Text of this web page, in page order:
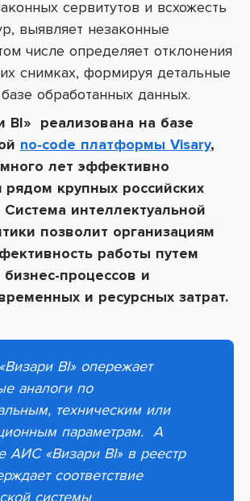
сервитутов и всхожесть
выявляет незаконные
числе определяет отклонения
снимках, формируя детальные
обработанных данных.
BI» реализована на базе
no-code платформы Visary,
лет эффективно
рядом крупных российских
Система интеллектуальной
позволит организациям
работы путем
процессов и
и ресурсных затрат.
BI» опережает
аналоги по
техническим или
параметрам. А
АИС «Визари BI» в реестр
соответствие
системы